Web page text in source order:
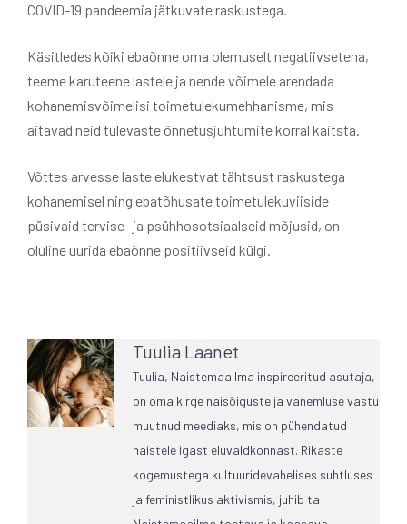
COVID-19 pandeemia jätkuvate raskustega.
Käsitledes kõiki ebaõnne oma olemuselt negatiivsetena,
teeme karuteene lastele ja nende võimele arendada
kohanemisvõimelisi toimetulekumehhanisme, mis
aitavad neid tulevaste õnnetusjuhtumite korral kaitsta.
Võttes arvesse laste elukestvat tähtsust raskustega
kohanemisel ning ebatõhusate toimetulekuviiside
püsivaid tervise- ja psühhosotsiaalseid mõjusid, on
oluline uurida ebaõnne positiivseid külgi.
Tuulia Laanet
Tuulia, Naistemaailma inspireeritud asutaja,
on oma kirge naisõiguste ja vanemluse vastu
muutnud meediaks, mis on pühendatud
naistele igast eluvaldkonnast. Rikaste
kogemustega kultuuridevahelises suhtluses
ja feministlikus aktivismis, juhib ta